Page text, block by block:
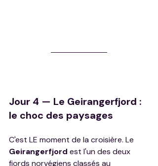
Jour 4 — Le Geirangerfjord :
le choc des paysages
C'est LE moment de la croisière. Le
Geirangerfjord est l'un des deux
fjords norvégiens classés au